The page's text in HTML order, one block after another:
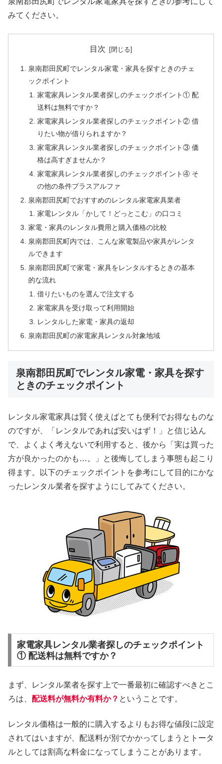
みてください。
目次
泉南郡田尻町でレンタル家電・家具を探すときのチェ
ックポイント
家電家具レンタル業者探しのチェックポイント① 配
送料は無料ですか？
家電家具レンタル業者探しのチェックポイント② 借
りたい物が借りられますか？
家電家具レンタル業者探しのチェックポイント③ 価
格は高すぎませんか？
家電家具レンタル業者探しのチェックポイント④ そ
の他の条件プラスアルファ
泉南郡田尻町でおすすめのレンタル家電家具業者
家電レンタル「かして！どっとこむ」の口コミ
家電・家具のレンタル費用と購入価格の比較
泉南郡田尻町内では、こんな家電製品や家具がレンタ
ルできます
泉南郡田尻町で家電・家具をレンタルするときの基本
的な流れ
借りたいものを選んで注文する
家電家具を受け取って利用開始
レンタルした家電・家具の返却
泉南郡田尻町の家電家具レンタル対象地域
泉南郡田尻町でレンタル家電・家具を探す
ときのチェックポイント
レンタル家電家具は賢く使えばとても便利でお得なものな
のですが、「レンタルであれば安いはず！」と信じ込ん
で、よくよく考えないで利用すると、後から「実は買った
方が良かったのかも…。」と後悔してしまう事態も起こり
得ます。以下のチェックポイントを参考にして目的にかな
ったレンタル業者を探すようにしてみてください。
家電家具レンタル業者探しのチェックポイント
① 配送料は無料ですか？
まず、レンタル業者を探す上で一番最初に確認すべきとこ
ろは、 配送料が無料か有料か？ ということです。
レンタル価格は一般的に購入するよりもお得な値段に設定
されてはいますが、配送料が別でかかってしまうとトータ
ルとしては割高な料金になってしまうことがあります。